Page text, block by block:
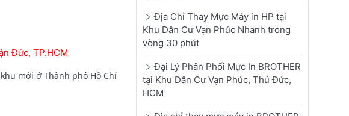
Đức, TP.HCM
mới ở Thành phố Hồ Chí
Địa Chỉ Thay Mực Máy in HP tại
Khu Dân Cư Vạn Phúc Nhanh trong
vòng 30 phút
Đại Lý Phân Phối Mực In BROTHER
tại Khu Dân Cư Vạn Phúc, Thủ Đức,
HCM